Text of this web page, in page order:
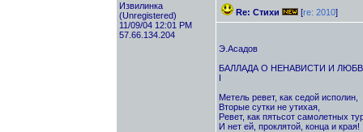
Извилинка
(Unregistered)
11/09/04 12:01 PM
57.66.134.204
Re: Стихи [re: 2010]
Э.Асадов
БАЛЛАДА О НЕНАВИСТИ И
I
Метель ревет, как седой исполин,
Вторые сутки не утихая,
Ревет, как пятьсот самолетных
И нет ей, проклятой, конца и края!